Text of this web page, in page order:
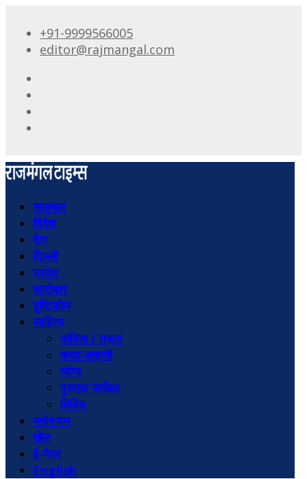
+91-9999566005
editor@rajmangal.com
समाचार
विदेश
देश
दिल्ली
प्रदेश
कारोबार
दृष्टिकोण
साहित्य
कविता / ग़ज़ल
कथा-कहानी
व्यंग्य
पुस्तक समीक्षा
विविध
मनोरंजन
खेल
ई-पेपर
English